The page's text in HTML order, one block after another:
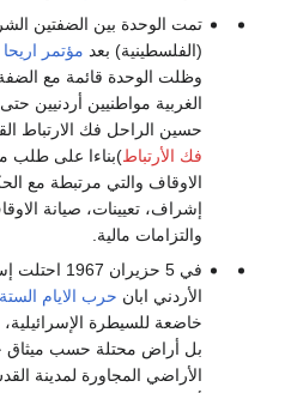
تمت الوحدة بين الضفتين
(الفلسطينية) بعد مؤتمر اريحا
وظلت الوحدة قائمة مع
الغربية مواطنيين أردنيين
حسين الراحل فك الارتباط
فك الأرتباط)بناءا على طلب
الاوقاف والتي مرتبطة مع
إشراف، تعيينات، صيانة
والتزامات مالية.
في 5
الأردني ابان حرب الايام الستة
خاضعة للسيطرة الإسرائيلية،
بل أراض محتلة حسب ميثاق
الأراضي المجاورة لمدينة